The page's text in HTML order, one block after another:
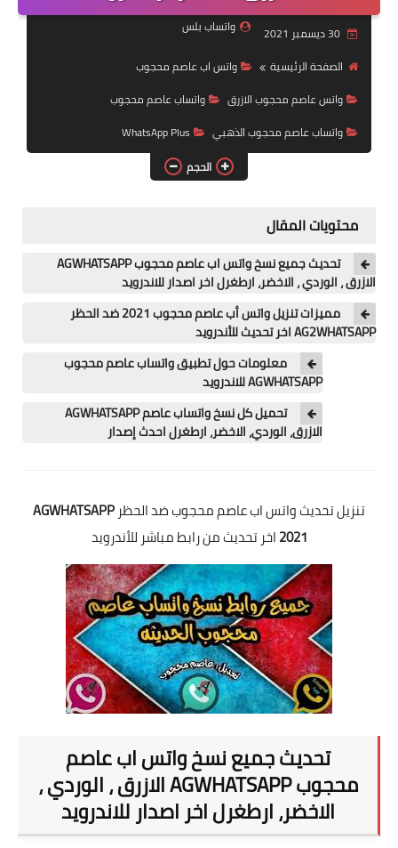
واتساب عمر الازرق
30 ديسمبر 2021
واتساب بلس
الصفحة الرئيسية
واتس اب عاصم محجوب
واتس عاصم محجوب الازرق
واتساب عاصم محجوب
واتساب عاصم محجوب الذهبي
WhatsApp Plus
الحجم
محتويات المقال
تحديث جميع نسخ واتس اب عاصم محجوب AGWHATSAPP
الازرق ، الوردي ، الاخضر، ارطغرل اخر اصدار للاندرويد
مميزات تنزيل واتس أب عاصم محجوب 2021 ضد الحظر
AG2WHATSAPP اخر تحديث للأندرويد
معلومات حول تطبيق واتساب عاصم محجوب
AGWHATSAPP للاندرويد
تحميل كل نسخ واتساب عاصم AGWHATSAPP
الازرق، الوردي، الاخضر، ارطغرل احدث إصدار
تنزيل تحديث واتس اب عاصم محجوب ضد الحظر AGWHATSAPP
2021اخر تحديث من رابط مباشر للأندرويد
تحديث جميع نسخ واتس اب عاصم
محجوب AGWHATSAPP الازرق ، الوردي ،
الاخضر، ارطغرل اخر اصدار للاندرويد